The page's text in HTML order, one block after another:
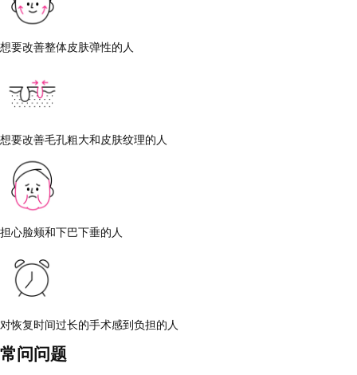
想要改善整体皮肤弹性的人
想要改善毛孔粗大和皮肤纹理的人
担心脸颊和下巴下垂的人
对恢复时间过长的手术感到负担的人
常问问题